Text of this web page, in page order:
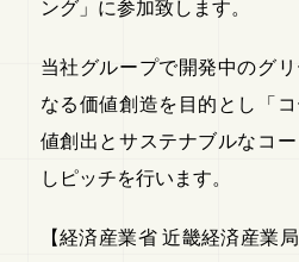
ング」に参加致します。
当社グループで開発中のグ
なる価値創造を目的とし「
値創出とサステナブルなコ
しピッチを行います。
【経済産業省 近畿経済産業